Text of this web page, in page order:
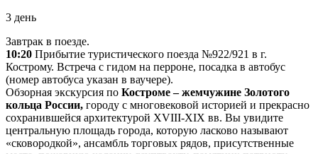
3 день
Завтрак в поезде.
10:20 Прибытие туристического поезда №922/921 в г.
Кострому. Встреча с гидом на перроне, посадка в автобус
(номер автобуса указан в ваучере).
Обзорная экскурсия по Костроме – жемчужине Золотого
кольца России, городу с многовековой историей и прекрасно
сохранившейся архитектурой XVIII-XIX вв. Вы увидите
центральную площадь города, которую ласково называют
«сковородкой», ансамбль торговых рядов, присутственные